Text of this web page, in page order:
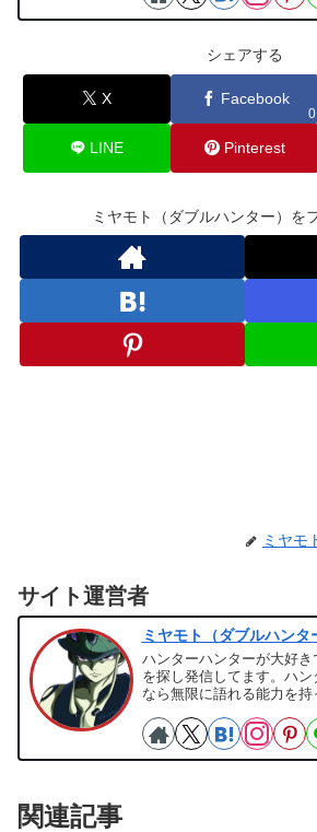
シェアする
X Facebook
0
LINE Pinterest
ミヤモト（ダブルハンター）を
ミヤモ
サイト運営者
ミヤモト（ダブルハンタ
ハンターハンターが大好
を探し発信してます。ハ
なら無限に語れる能力を持
関連記事